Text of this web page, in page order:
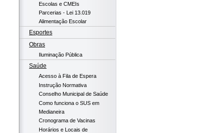
Escolas e CMEIs
Parcerias - Lei 13.019
Alimentação Escolar
Esportes
Obras
Iluminação Pública
Saúde
Acesso à Fila de Espera
Instrução Normativa
Conselho Municipal de Saúde
Como funciona o SUS em
Medianeira
Cronograma de Vacinas
Horários e Locais de